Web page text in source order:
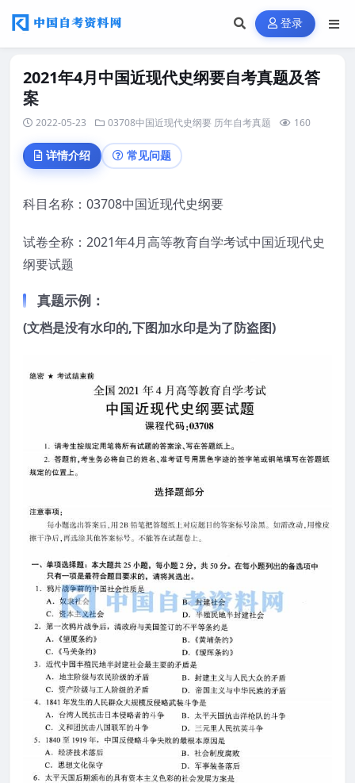
登录
2021年4月中国近现代史纲要自考真题及答
案
2022-05-23 03708中国近现代史纲要 历年自考真题 160
详情介绍 常见问题
科目名称：03708中国近现代史纲要
试卷全称：2021年4月高等教育自学考试中国近现代史
纲要试题
真题示例：
(文档是没有水印的,下图加水印是为了防盗图)